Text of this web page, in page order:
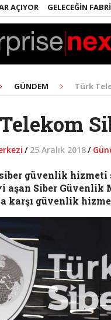
GELECEĞIN
GÜNDEM Türk
/ 25 Aralık 2018/
güvenlik
aşan Siber Güvenlik
karşı güvenlik